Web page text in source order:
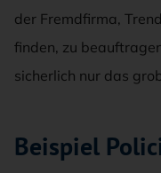
der Fremdfirma,
finden, zu
sicherlich nur das
Beispiel